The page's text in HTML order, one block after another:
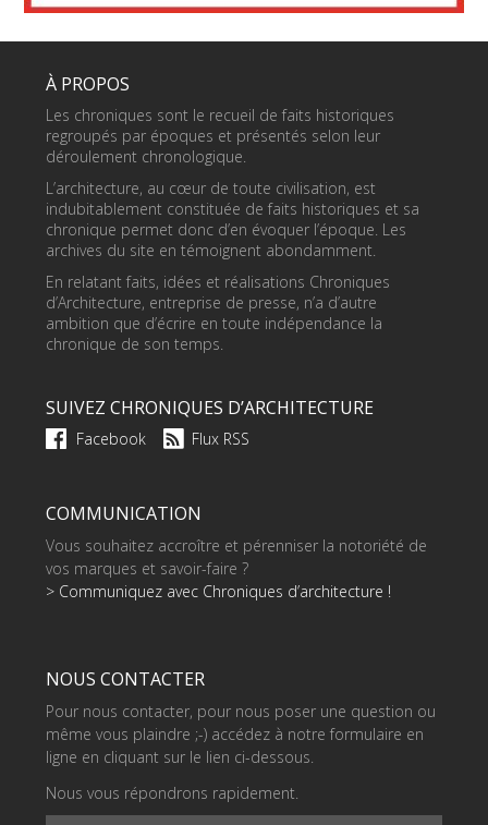
À PROPOS
Les chroniques sont le recueil de faits historiques
regroupés par époques et présentés selon leur
déroulement chronologique.
L’architecture, au cœur de toute civilisation, est
indubitablement constituée de faits historiques et sa
chronique permet donc d’en évoquer l’époque. Les
archives du site en témoignent abondamment.
En relatant faits, idées et réalisations Chroniques
d’Architecture, entreprise de presse, n’a d’autre
ambition que d’écrire en toute indépendance la
chronique de son temps.
SUIVEZ CHRONIQUES D’ARCHITECTURE
Facebook Flux RSS
COMMUNICATION
Vous souhaitez accroître et pérenniser la notoriété de
vos marques et savoir-faire ?
> Communiquez avec Chroniques d’architecture !
NOUS CONTACTER
Pour nous contacter, pour nous poser une question ou
même vous plaindre ;-) accédez à notre formulaire en
ligne en cliquant sur le lien ci-dessous.
Nous vous répondrons rapidement.